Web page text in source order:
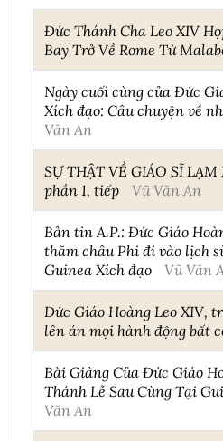
Đức Thánh Cha Leo XIV
Bay Trở Về Rome Từ
Ngày cuối cùng của Đức
Xích đạo: Câu chuyện về
Văn An
SỰ THẬT VỀ GIÁO SĨ
phần 1, tiếp
Vũ Văn An
Bản tin A.P.: Đức Giáo
thăm châu Phi đi vào lịch
Guinea Xích đạo
Vũ Văn
Đức Giáo Hoàng Leo XIV,
lên án mọi hành động bất
Bài Giảng Của Đức Giáo
Thánh Lễ Sau Cùng Tại
Văn An